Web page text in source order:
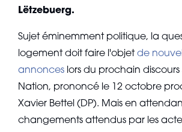
Lëtzebuerg.
Sujet éminemment politique, la
logement doit faire l'objetde
annonces lors du prochain
Nation, prononcé le 12 octobre
Xavier Bettel (DP). Mais en
changements attendus par les